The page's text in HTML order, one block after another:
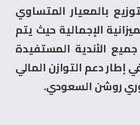
بالمعيار المتساوي
من الميزانية الإجمالية حيث يتم
الأندية المستفيدة
دعم التوازن المالي
روشن السعودي.